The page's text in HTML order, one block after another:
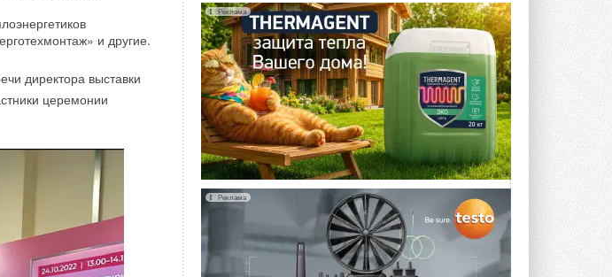
и другие.
директора выставки
церемонии
Учёные ЮУрГУ создали
каскадную установку,
объединяющую солнечную и
геотермальную энергию
Природосберегающие технологии ...
6 АВГУСТА 2026
Для Арктики создали
технологию защиты
ветрогенераторов от аварий
Разработка учитывает влияние
мерзлоты, обледенения и снеговых ...
6 АВГУСТА 2026
Гибридный тепловой насос PV/T
с одним общим испарителем
Исследователи предложили
конструкцию двухисточникового ...
Реклама
Реклама
которая сможет
энергию из космоса. Они
могут собирать и затем
и недорогие
Алюминиевые литые
отопительные
качества.